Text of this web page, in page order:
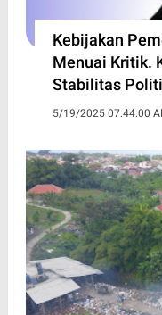
Kebijakan
Menuai Kritik.
Stabilitas
5/19/2025 07:44:00